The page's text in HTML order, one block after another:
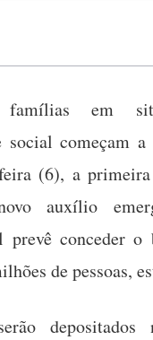
em
social começam a
(6), a
auxílio
prevê conceder
de pessoas,
depositados